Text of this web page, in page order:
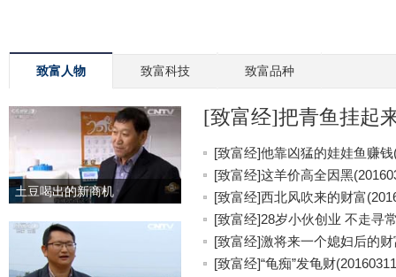
致富人物 致富科技 致富品种
土豆喝出的新商机
[致富经]把青鱼挂起
[致富经]他靠凶猛的娃娃鱼赚钱
[致富经]这羊价高全因黑
[致富经]西北风吹来的财富
[致富经]28岁小伙创业 不走寻
[致富经]激将来一个媳妇后的
[致富经]“龟痴”发龟财